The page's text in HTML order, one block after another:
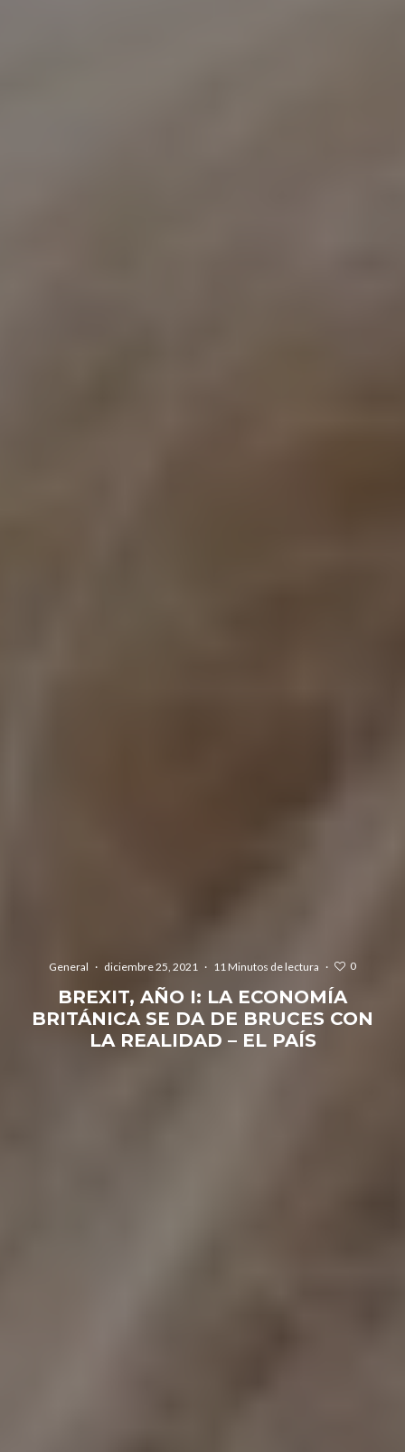
General · diciembre 25, 2021 · 11 Minutos de lectura · 0
BREXIT, AÑO I: LA ECONOMÍA
BRITÁNICA SE DA DE BRUCES CON
LA REALIDAD – EL PAÍS